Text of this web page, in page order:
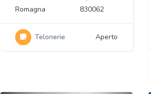
Romagna
830062
Telonerie Aperto